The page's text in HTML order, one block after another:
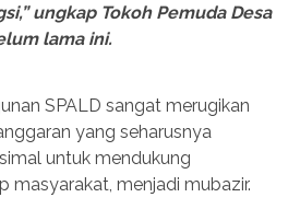
ungkap Tokoh Pemuda Desa
lama ini.
SPALD sangat merugikan
yang seharusnya
untuk mendukung
masyarakat, menjadi mubazir.